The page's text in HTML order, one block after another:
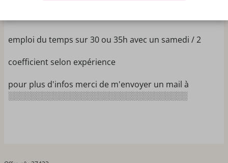
emploi du temps sur 30 ou 35h avec un samedi / 2
coefficient selon expérience
pour plus d'infos merci de m'envoyer un mail à
░░░░░░░░░░░░░░░░░░░░░░░░░░░░░░░░